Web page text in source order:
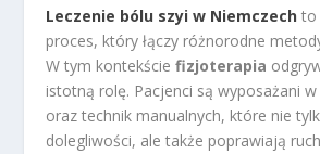
Leczenie bólu szyi w Niemczech to
proces, który łączy różnorodne
W tym kontekściefizjoterapia
istotną rolę. Pacjenci są wyposażani
oraz technik manualnych, które nie
dolegliwości, ale także poprawiają